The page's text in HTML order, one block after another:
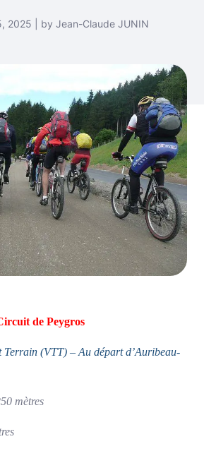
2025 | by Jean-Claude JUNIN
de Peygros
Terrain (VTT) – Au départ d’Auribeau-
mètres